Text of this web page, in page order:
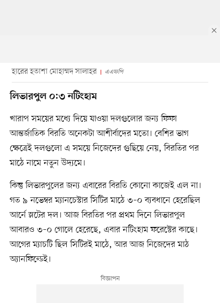
হারের হতাশা মোহাম্মদ সালাহর এএফপি
লিভারপুল ০:৩ নটিংহাম
খারাপ সময়ের মধ্যে দিয়ে যাওয়া দলগুলোর জন্য ফিফা
আন্তর্জাতিক বিরতি অনেকটা আশীর্বাদের মতো। বেশির ভাগ
ক্ষেত্রেই দলগুলো এ সময়ে নিজেদের গুছিয়ে নেয়, বিরতির পর
মাঠে নামে নতুন উদ্যমে।
কিন্তু লিভারপুলের জন্য এবারের বিরতি কোনো কাজেই এল না।
গত ৯ নভেম্বর ম্যানচেস্টার সিটির মাঠে ৩–০ ব্যবধানে হেরেছিল
আর্নে স্লটের দল। আজ বিরতির পর প্রথম দিনে লিভারপুল
আবারও ৩–০ গোলে হেরেছে, এবার নটিংহাম ফরেস্টের কাছে।
আগের ম্যাচটি ছিল সিটিরই মাঠে, আর আজ নিজেদের মাঠ
অ্যানফিল্ডেই।